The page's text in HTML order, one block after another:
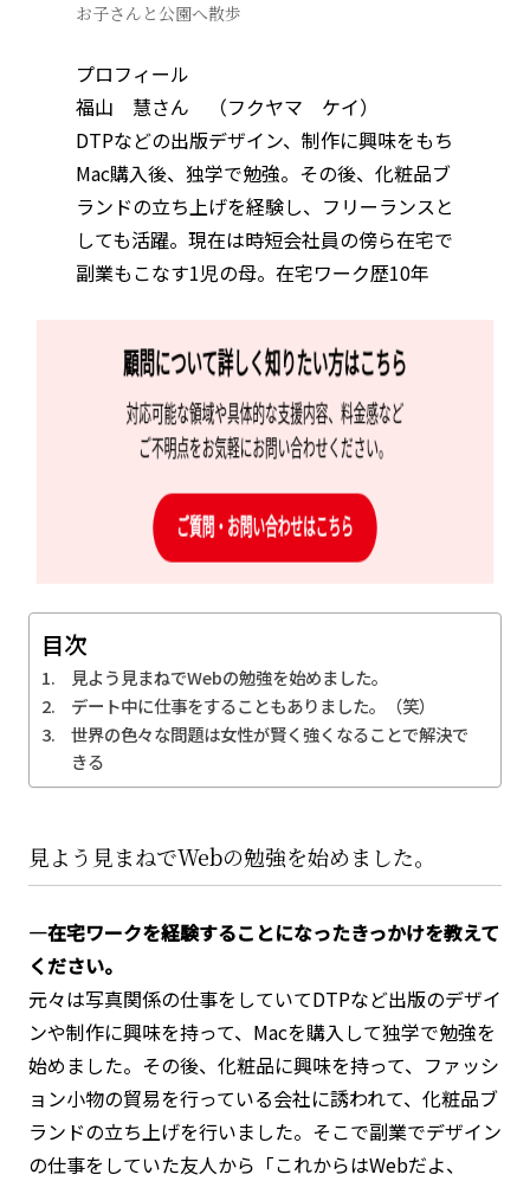
お子さんと公園へ散歩
プロフィール
福山 慧さん （フクヤマ ケイ）
DTPなどの出版デザイン、制作に興味をもち
Mac購入後、独学で勉強。その後、化粧品ブ
ランドの立ち上げを経験し、フリーランスと
しても活躍。現在は時短会社員の傍ら在宅で
副業もこなす1児の母。在宅ワーク歴10年
目次
見よう見まねでWebの勉強を始めました。
デート中に仕事をすることもありました。（笑）
世界の色々な問題は女性が賢く強くなることで解決で
きる
見よう見まねでWebの勉強を始めました。
―在宅ワークを経験することになったきっかけを教えて
ください。
元々は写真関係の仕事をしていてDTPなど出版のデザイ
ンや制作に興味を持って、Macを購入して独学で勉強を
始めました。その後、化粧品に興味を持って、ファッシ
ョン小物の貿易を行っている会社に誘われて、化粧品ブ
ランドの立ち上げを行いました。そこで副業でデザイン
の仕事をしていた友人から「これからはWebだよ、